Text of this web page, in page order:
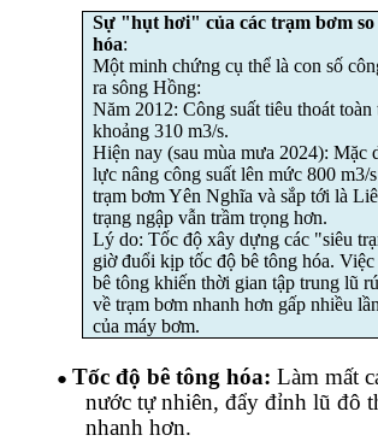
Sự "hụt hơi" của các trạm bơm so
hóa:
Một minh chứng cụ thể là con số
ra sông Hồng:
Năm 2012: Công suất tiêu thoát
khoảng 310 m3/s.
Hiện nay (sau mùa mưa 2024): Mặc
lực nâng công suất lên mức 800 m3/
trạm bơm Yên Nghĩa và sắp tới là
trạng ngập vẫn trầm trọng hơn.
Lý do: Tốc độ xây dựng các "siêu
giờ đuổi kịp tốc độ bê tông hóa.
bê tông khiến thời gian tập trung lũ
về trạm bơm nhanh hơn gấp nhiều
của máy bơm.
● Tốc độ bê tông hóa: Làm mất
nước tự nhiên, đẩy đỉnh lũ đô
nhanh hơn.